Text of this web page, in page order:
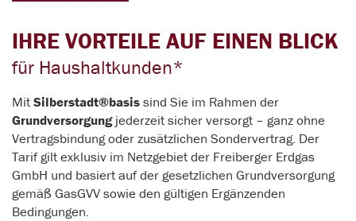
IHRE VORTEILE AUF EINEN BLICK
für Haushaltkunden*
MitSilberstadt®basissind Sie im Rahmen der
Grundversorgungjederzeit sicher versorgt – ganz ohne
Vertragsbindung oder zusätzlichen Sondervertrag. Der
Tarif gilt exklusiv im Netzgebiet der Freiberger Erdgas
GmbH und basiert auf der gesetzlichen Grundversorgung
gemäß GasGVV sowie den gültigen Ergänzenden
Bedingungen.